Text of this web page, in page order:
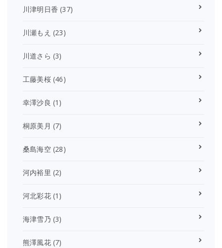
川津明日香 (37)
川瀬もえ (23)
川道さら (3)
工藤美桜(46)
幸澤沙良 (1)
桐原美月 (7)
桑島海空(28)
河内裕里 (2)
河北彩花(1)
海津雪乃 (3)
熊澤風花(7)